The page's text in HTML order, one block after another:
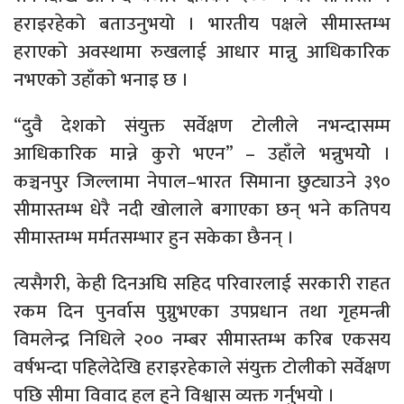
हराइरहेको बताउनुभयो । भारतीय पक्षले सीमास्तम्भ
हराएको अवस्थामा रुखलाई आधार मान्नु आधिकारिक
नभएको उहाँको भनाइ छ ।
“दुवै देशको संयुक्त सर्वेक्षण टोलीले नभन्दासम्म
आधिकारिक मान्ने कुरो भएन” – उहाँले भन्नुभयोे ।
कञ्चनपुर जिल्लामा नेपाल–भारत सिमाना छुट्याउने ३९०
सीमास्तम्भ धेरै नदी खोलाले बगाएका छन् भने कतिपय
सीमास्तम्भ मर्मतसम्भार हुन सकेका छैनन् ।
त्यसैगरी, केही दिनअघि सहिद परिवारलाई सरकारी राहत
रकम दिन पुनर्वास पुग्नुभएका उपप्रधान तथा गृहमन्त्री
विमलेन्द्र निधिले २०० नम्बर सीमास्तम्भ करिब एकसय
वर्षभन्दा पहिलेदेखि हराइरहेकाले संयुक्त टोलीको सर्वेक्षण
पछि सीमा विवाद हल हुने विश्वास व्यक्त गर्नुभयो ।